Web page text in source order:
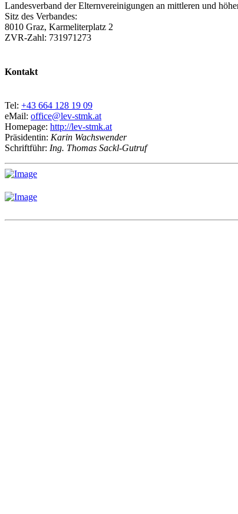
Landesverband der Elternvereinigungen an mittleren und
Sitz des Verbandes:
8010 Graz, Karmeliterplatz 2
ZVR-Zahl: 731971273
Kontakt
Tel: +43 664 128 19 09
eMail: office@lev-stmk.at
Homepage: http://lev-stmk.at
Präsidentin: Karin Wachswender
Schriftführ: Ing. Thomas Sackl-Gutruf